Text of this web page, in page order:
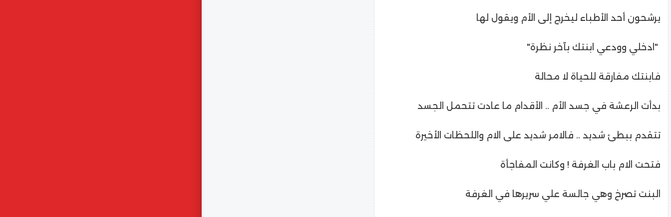
يرشحون أحد الأطباء ليخرج إلى الأم ويقول لها
"ادخلي وودعي ابنتك بآخر نظرة"
فابنتك مفارقة للحياة لا محالة
بدأت الرعشة في جسد الأم .. الأقدام ما عادت تتحمل الجسد
تتقدم ببطئ شديد .. فالامر شديد على الام واللحظات الأخيرة
فتحت الام باب الغرفة ! وكانت المفاجأة
البنت تصرخ وهي جالسة علي سريرها في الغرفة